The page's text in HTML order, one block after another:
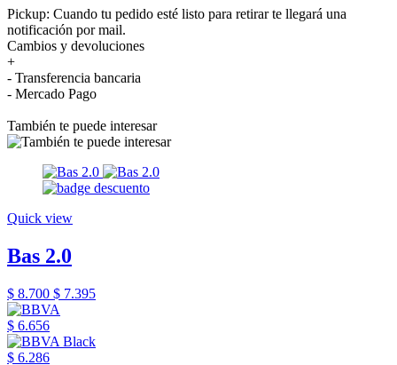
Pickup: Cuando tu pedido esté listo para retirar te llegará una
notificación por mail.
Cambios y devoluciones
+
- Transferencia bancaria
- Mercado Pago
También te puede interesar
Quick view
Bas 2.0
$ 8.700 $ 7.395
$ 6.656
$ 6.286